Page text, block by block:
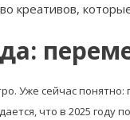
креативов,
Уже сейчас
что в 2025 году